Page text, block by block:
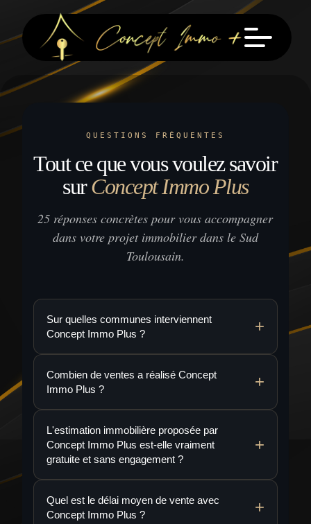
QUESTIONS FRÉQUENTES
Tout ce que vous voulez savoir
surConcept Immo Plus
25 réponses concrètes pour vous accompagner
dans votre projet immobilier dans le Sud
Toulousain.
Sur quelles communes interviennent
Concept Immo Plus ?
Combien de ventes a réalisé Concept
Immo Plus ?
L'estimation immobilière proposée par
Concept Immo Plus est-elle vraiment
gratuite et sans engagement ?
Quel est le délai moyen de vente avec
Concept Immo Plus ?